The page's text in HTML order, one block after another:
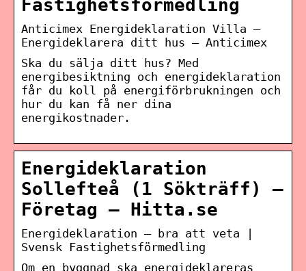
Fastighetsförmedling
Anticimex Energideklaration Villa –
Energideklarera ditt hus – Anticimex
Ska du sälja ditt hus? Med
energibesiktning och energideklaration
får du koll på energiförbrukningen och
hur du kan få ner dina
energikostnader.
Energideklaration
Sollefteå (1 Sökträff) –
Företag – Hitta.se
Energideklaration – bra att veta |
Svensk Fastighetsförmedling
Om en byggnad ska energideklareras